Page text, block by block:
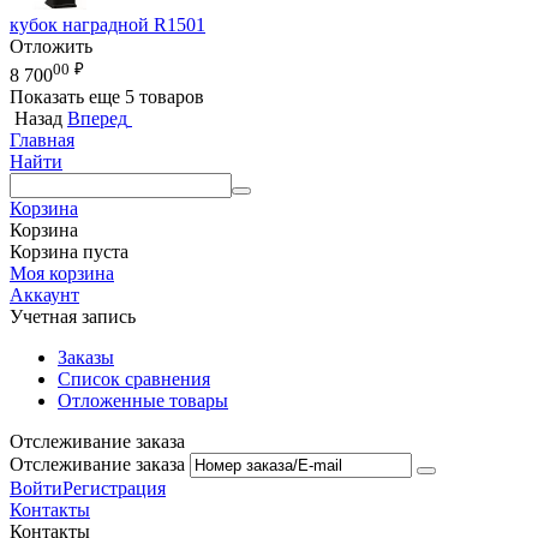
кубок наградной R1501
Отложить
8 70000 ₽
Показать еще 5 товаров
Назад Вперед
Главная
Найти
Корзина
Корзина
Корзина пуста
Моя корзина
Аккаунт
Учетная запись
Заказы
Список сравнения
Отложенные товары
Отслеживание заказа
Отслеживание заказа
ВойтиРегистрация
Контакты
Контакты